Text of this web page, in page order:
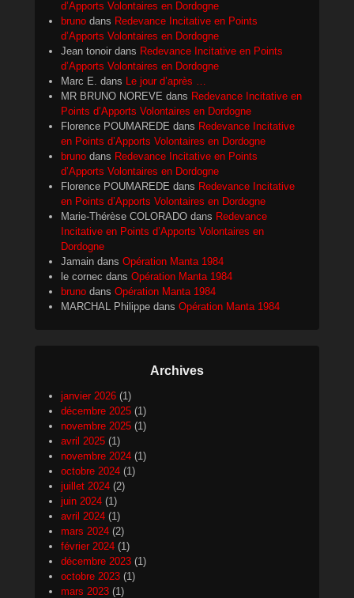
d’Apports Volontaires en Dordogne
bruno dans Redevance Incitative en Points
d’Apports Volontaires en Dordogne
Jean tonoir dans Redevance Incitative en Points
d’Apports Volontaires en Dordogne
Marc E. dans
Le jour d’après …
MR BRUNO NOREVE dans Redevance Incitative en
Points d’Apports Volontaires en Dordogne
Florence POUMAREDE dans Redevance Incitative
en Points d’Apports Volontaires en Dordogne
bruno dans Redevance Incitative en Points
d’Apports Volontaires en Dordogne
Florence POUMAREDE dans Redevance Incitative
en Points d’Apports Volontaires en Dordogne
Marie-Thérèse COLORADO dans Redevance
Incitative en Points d’Apports Volontaires en
Dordogne
Jamain dans Opération Manta 1984
le cornec dans Opération Manta 1984
bruno dans Opération Manta 1984
MARCHAL Philippe dans Opération Manta 1984
Archives
janvier 2026 (1)
décembre 2025 (1)
novembre 2025 (1)
avril 2025 (1)
novembre 2024 (1)
octobre 2024 (1)
juillet 2024 (2)
juin 2024 (1)
avril 2024 (1)
mars 2024 (2)
février 2024 (1)
décembre 2023 (1)
octobre 2023 (1)
mars 2023 (1)